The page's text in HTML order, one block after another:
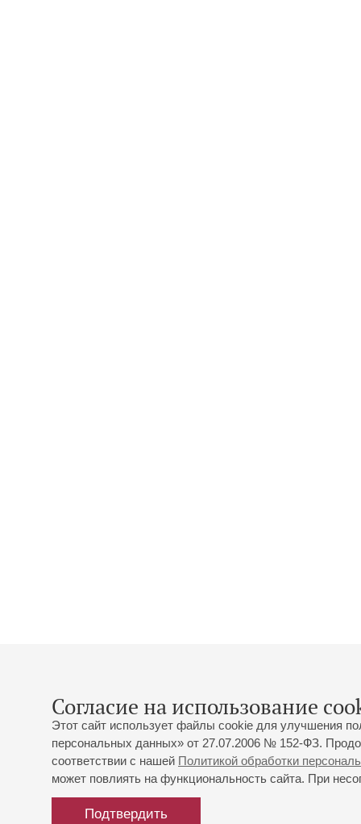
Согласие на использование
Этот сайт использует файлы cookie для улучшения
персональных данных» от 27.07.2006 № 152-ФЗ.
соответствии с нашей Политикой обработки
может повлиять на функциональность сайта. При
Подтвердить